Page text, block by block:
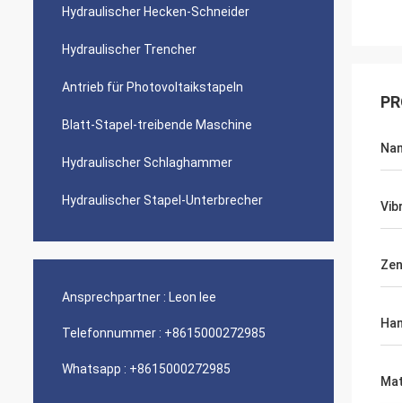
Hydraulischer Hecken-Schneider
Hydraulischer Trencher
Antrieb für Photovoltaikstapeln
Blatt-Stapel-treibende Maschine
Hydraulischer Schlaghammer
Hydraulischer Stapel-Unterbrecher
Ansprechpartner : Leon lee
Telefonnummer : +8615000272985
Whatsapp : +8615000272985